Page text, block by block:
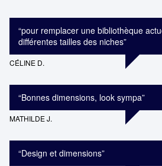
“pour remplacer une bibliothèque
différentes tailles des niches”
CÉLINE D.
“Bonnes dimensions, look sympa”
MATHILDE J.
“Design et dimensions”